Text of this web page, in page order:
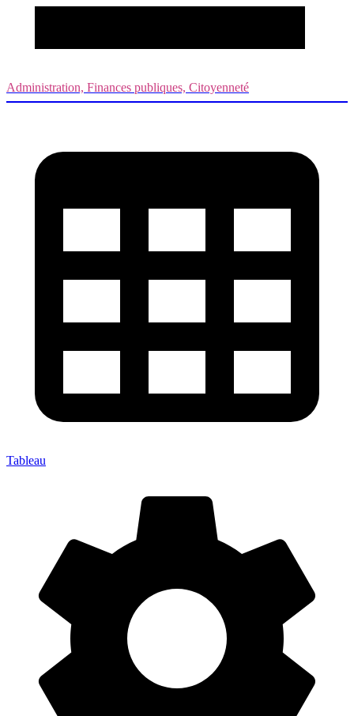
Administration, Finances publiques, Citoyenneté
Tableau